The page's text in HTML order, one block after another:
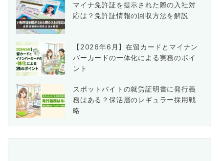
マイナ免許証を提示された際の入社対
応は？免許証情報の回収方法を解説
【2026年6月】在留カードとマイナン
バーカードの一体化による実務のポイ
ント
スポットバイトの就労証明書に発行義
務はある？保活層のレギュラー採用戦
略